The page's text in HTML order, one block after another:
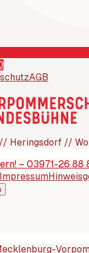
AGB
Heringsdorf //
– 03971-26 88
Impressum